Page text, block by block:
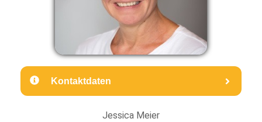
Kontaktdaten
Jessica Meier